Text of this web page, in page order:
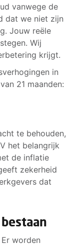
vanwege de
dat we niet zijn
Jouw reële
Wij
krijgt.
in
21 maanden:
te behouden,
het belangrijk
de inflatie
zekerheid
dat
worden